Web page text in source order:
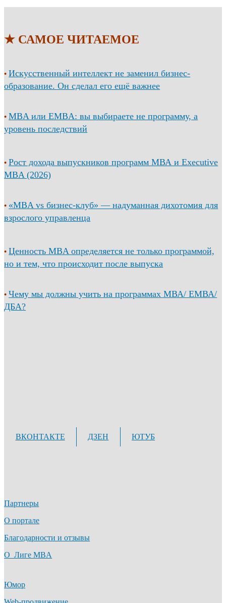
★ САМОЕ ЧИТАЕМОЕ
• Искусственный интеллект не заменил бизнес-
образование. Он сделал его ещё важнее
• MBA или EMBA: вы выбираете не программу, а
уровень последствий
• Рост дохода выпускников программ МВА и Executive
MBA (2026)
• «MBA vs бизнес-клуб» — надуманная дихотомия для
взрослого управленца
• Ценность MBA определяется не только программой,
но и тем, что происходит после выпуска
• Чему мы должны учить на программах МВА/ ЕМВА/
ДБА?
ВКОНТАКТЕ ДЗЕН ЮТУБ
Партнеры
О портале
Благодарности и отзывы
О Лиге MBA
Юмор